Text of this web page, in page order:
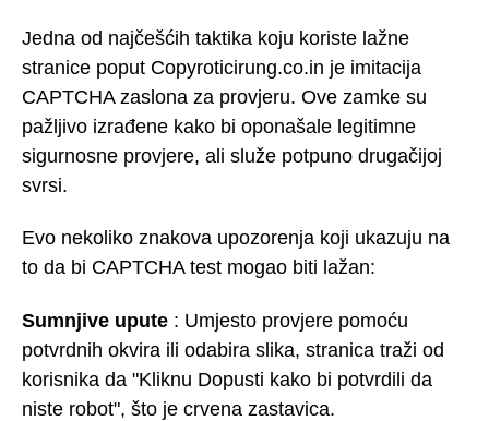
Jedna od najčešćih taktika koju koriste lažne
stranice poput Copyroticirung.co.in je imitacija
CAPTCHA zaslona za provjeru. Ove zamke su
pažljivo izrađene kako bi oponašale legitimne
sigurnosne provjere, ali služe potpuno drugačijoj
svrsi.
Evo nekoliko znakova upozorenja koji ukazuju na
to da bi CAPTCHA test mogao biti lažan:
Sumnjive upute : Umjesto provjere pomoću
potvrdnih okvira ili odabira slika, stranica traži od
korisnika da "Kliknu Dopusti kako bi potvrdili da
niste robot", što je crvena zastavica.